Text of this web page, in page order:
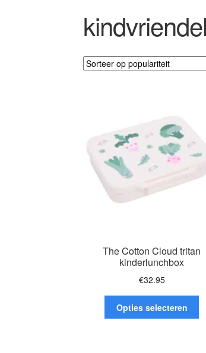
The Cotton Cloud tritan
kinderlunchbox
€32.95
Opties selecteren